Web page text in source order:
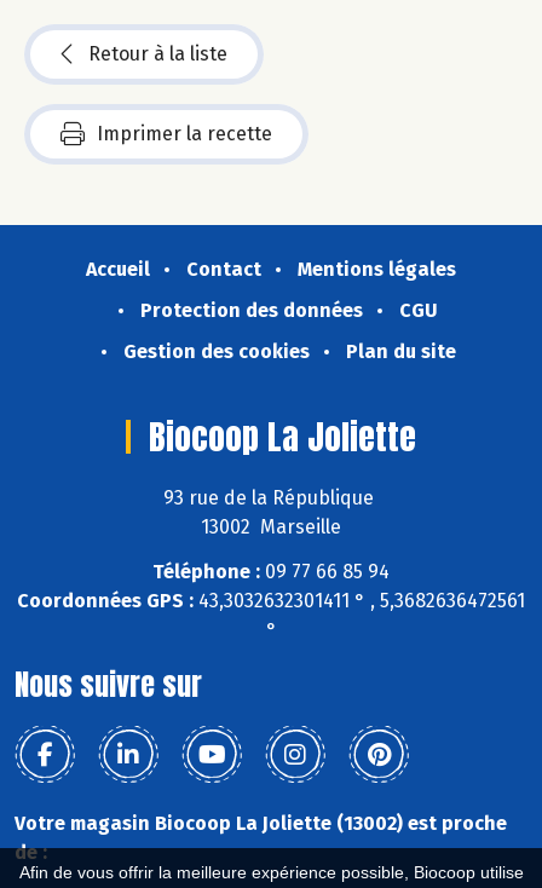
Afin de vous offrir la meilleure expérience possible, Biocoop utilise
Retour à la liste
Imprimer la recette
Accueil Contact
Mentions légales
Protection des données
CGU
Gestion des cookies
Plan du site
Biocoop La Joliette
93 rue de la République
13002 Marseille
Téléphone : 09 77 66 85 94
Coordonnées GPS : 43,3032632301411 ° , 5,3682636472561
°
Nous suivre sur
Votre magasin Biocoop La Joliette (13002) est proche
de :